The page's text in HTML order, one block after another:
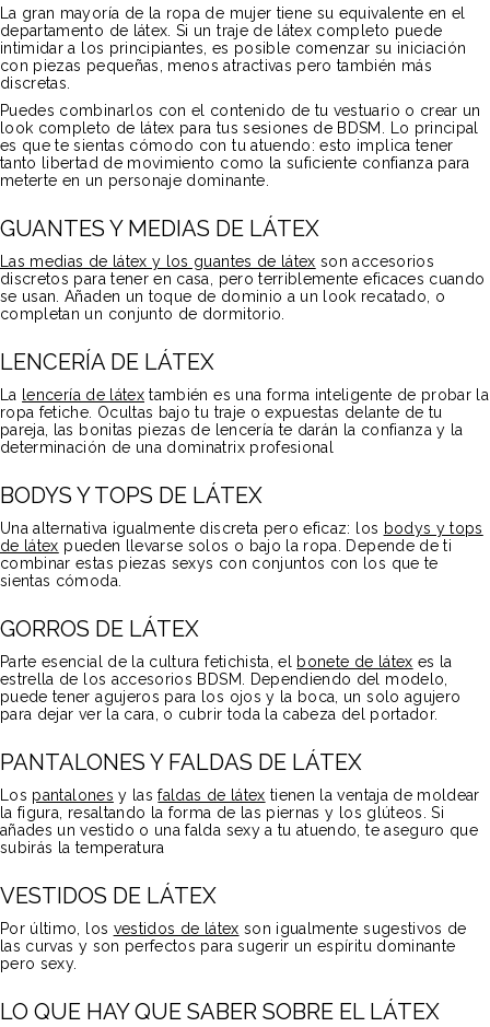
La gran mayoría de la ropa de mujer tiene su equivalente en el
departamento de látex. Si un traje de látex completo puede
intimidar a los principiantes, es posible comenzar su iniciación
con piezas pequeñas, menos atractivas pero también más
discretas.
Puedes combinarlos con el contenido de tu vestuario o crear un
look completo de látex para tus sesiones de BDSM. Lo principal
es que te sientas cómodo con tu atuendo: esto implica tener
tanto libertad de movimiento como la suficiente confianza para
meterte en un personaje dominante.
GUANTES Y MEDIAS DE LÁTEX
Las medias de látex y los guantes de látex son accesorios
discretos para tener en casa, pero terriblemente eficaces cuando
se usan. Añaden un toque de dominio a un look recatado, o
completan un conjunto de dormitorio.
LENCERÍA DE LÁTEX
La lencería de látex también es una forma inteligente de probar la
ropa fetiche. Ocultas bajo tu traje o expuestas delante de tu
pareja, las bonitas piezas de lencería te darán la confianza y la
determinación de una dominatrix profesional
BODYS Y TOPS DE LÁTEX
Una alternativa igualmente discreta pero eficaz: los bodys y tops
de látex pueden llevarse solos o bajo la ropa. Depende de ti
combinar estas piezas sexys con conjuntos con los que te
sientas cómoda.
GORROS DE LÁTEX
Parte esencial de la cultura fetichista, el bonete de látex es la
estrella de los accesorios BDSM. Dependiendo del modelo,
puede tener agujeros para los ojos y la boca, un solo agujero
para dejar ver la cara, o cubrir toda la cabeza del portador.
PANTALONES Y FALDAS DE LÁTEX
Los pantalones y lasfaldas de látex tienen la ventaja de moldear
la figura, resaltando la forma de las piernas y los glúteos. Si
añades un vestido o una falda sexy a tu atuendo, te aseguro que
subirás la temperatura
VESTIDOS DE LÁTEX
Por último, los vestidos de látex son igualmente sugestivos de
las curvas y son perfectos para sugerir un espíritu dominante
pero sexy.
LO QUE HAY QUE SABER SOBRE EL LÁTEX